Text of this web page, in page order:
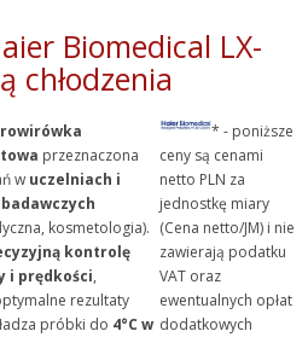
Biomedical LX-
chłodzenia
przeznaczona
w uczelniach i
kosmetologia).
kontrolę
i prędkości,
rezultaty
próbki do 4°C w
* - poniższe
ceny są cenami
netto PLN za
jednostkę miary
(Cena netto/JM) i nie
zawierają podatku
VAT oraz
ewentualnych opłat
dodatkowych